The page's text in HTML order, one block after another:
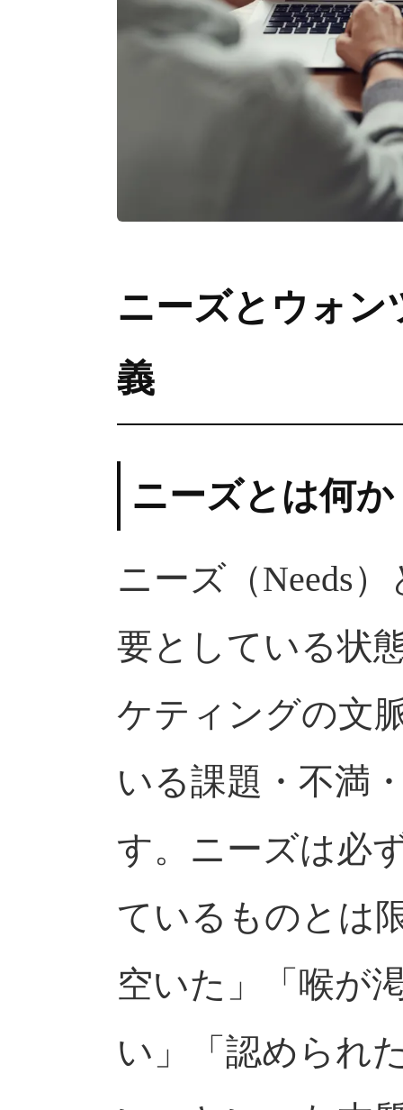
ニーズとウォン
義
ニーズとは何か
ニーズ（Needs
要としている状
ケティングの文
いる課題・不満
す。ニーズは必
ているものとは
空いた」「喉が
い」「認められ